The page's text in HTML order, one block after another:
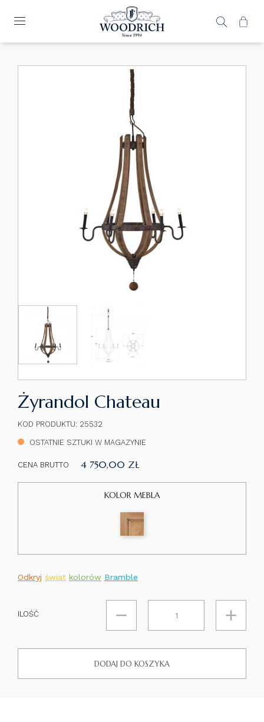
Żyrandol Chateau
KOD PRODUKTU: 25532
OSTATNIE SZTUKI W MAGAZYNIE
CENA BRUTTO 4 750,00 ZŁ
KOLOR MEBLA
Odkryj świat kolorów Bramble
ILOŚĆ
DODAJ DO KOSZYKA